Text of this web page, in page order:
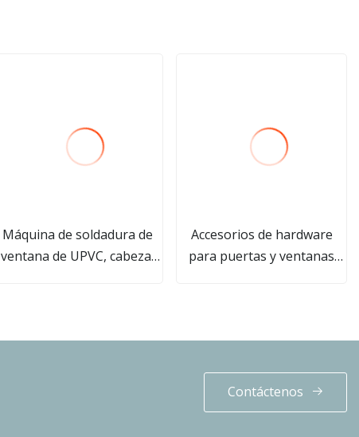
Máquina de soldadura de
ventana de UPVC, cabezal
Accesorios de hardware
para puertas y ventanas
reemplazo de reparación
Contáctenos